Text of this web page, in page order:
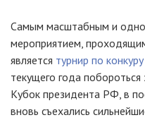
Самым масштабным и
мероприятием,
является турнир по
текущего года
Кубок президента РФ, в
вновь съехались